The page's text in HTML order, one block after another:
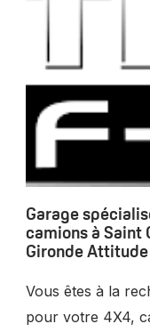
Garage
camions à Saint
Gironde
Vous êtes à la
pour votre 4X4,